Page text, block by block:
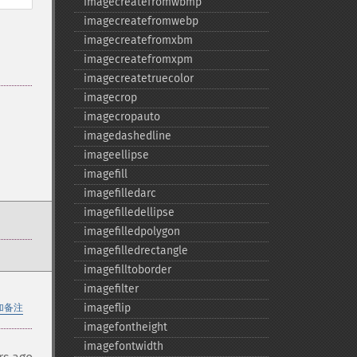
备注
imagecreatefromwebp
imagecreatefromxbm
imagecreatefromxpm
imagecreatetruecolor
imagecrop
imagecropauto
imagedashedline
imageellipse
imagefill
imagefilledarc
imagefilledellipse
imagefilledpolygon
imagefilledrectangle
imagefilltoborder
imagefilter
imageflip
imagefontheight
imagefontwidth